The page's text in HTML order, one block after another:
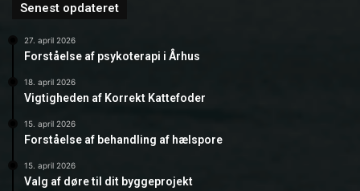
Senest opdateret
27. april 2026
Forståelse af psykoterapi i Århus
18. april 2026
Vigtigheden af Korrekt Kattefoder
15. april 2026
Forståelse af behandling af hælspore
15. april 2026
Valg af døre til dit byggeprojekt